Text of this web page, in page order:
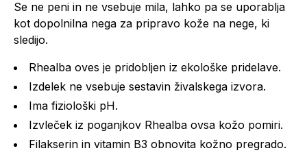
Se ne peni in ne vsebuje mila, lahko pa se uporablja
kot dopolnilna nega za pripravo kože na nege, ki
sledijo.
Rhealba oves je pridobljen iz ekološke pridelave.
Izdelek ne vsebuje sestavin živalskega izvora.
Ima fiziološki pH.
Izvleček iz poganjkov Rhealba ovsa kožo pomiri.
Filakserin in vitamin B3 obnovita kožno pregrado.